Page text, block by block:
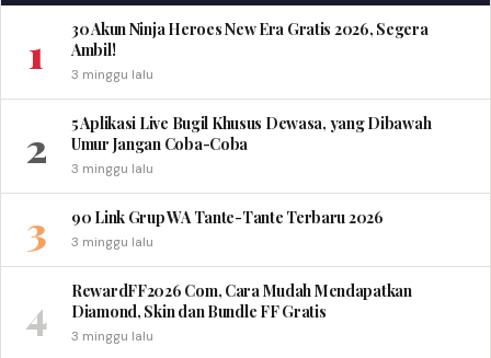
1
30 Akun Ninja Heroes New Era Gratis 2026, Segera
Ambil!
3 minggu lalu
2
5 Aplikasi Live Bugil Khusus Dewasa, yang Dibawah
Umur Jangan Coba-Coba
3 minggu lalu
3 90 Link Grup WA Tante-Tante Terbaru 2026
3 minggu lalu
4
RewardFF2026 Com, Cara Mudah Mendapatkan
Diamond, Skin dan Bundle FF Gratis
3 minggu lalu